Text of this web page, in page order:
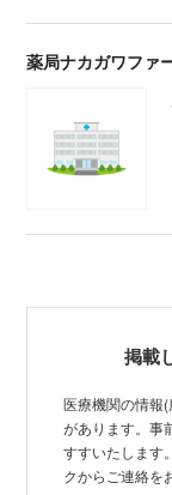
薬局ナカガワファ
掲載
医療機関の情報
があります。事
すすいたします
クからご連絡を